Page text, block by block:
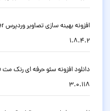
1.8.4.2
3.0.118